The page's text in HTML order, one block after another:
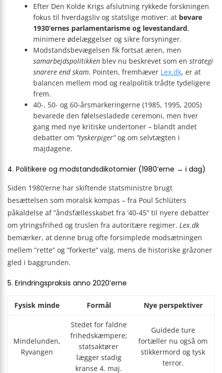
Efter Den Kolde Krigs afslutning rykkede forskningen
fokus til hverdagsliv og statslige motiver: at bevare
1930’ernes parlamentarisme og levestandard,
minimere ødelæggelser og sikre forsyninger.
Modstandsbevægelsen fik fortsat æren, men
samarbejdspolitikken blev nu beskrevet som enstrategi
snarere end skam. Pointen, fremhæver Lex.dk, er at
balancen mellem mod og realpolitik trådte tydeligere
frem.
40-, 50- og 60-årsmarkeringerne (1985, 1995, 2005)
bevarede den følelsesladede ceremoni, men hver
gang med nye kritiske undertoner – blandt andet
debatter om ”tyskerpiger”og om selvtægten i
majdagene.
4. Politikere og modstandsdikotomier (1980’erne → i dag)
Siden 1980’erne har skiftende statsministre brugt
besættelsen som moralsk kompas – fra Poul Schlüters
påkaldelse af ”åndsfællesskabet fra ’40-45” til nyere debatter
om ytringsfrihed og truslen fra autoritære regimer. Lex.dk
bemærker, at denne brug ofte forsimplede modsætningen
mellem ”rette” og ”forkerte” valg, mens de historiske gråzoner
gled i baggrunden.
5. Erindringspraksis anno 2020’erne
Fysisk minde Formål Nye perspektiver
Mindelunden,
Ryvangen
Stedet for faldne
frihedskæmpere;
statsaktører
lægger stadig
kranse 4. maj.
Guidede ture
fortæller nu også om
stikkermord og tysk
terror.